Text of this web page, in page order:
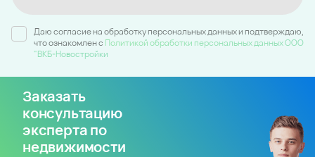
Даю согласие на обработку персональных данных и подтверждаю,
что ознакомлен c Политикой обработки персональных данных ООО
"ВКБ-Новостройки
Заказать
консультацию
эксперта по
недвижимости